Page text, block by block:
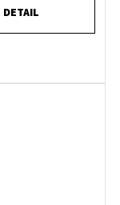
DETAIL